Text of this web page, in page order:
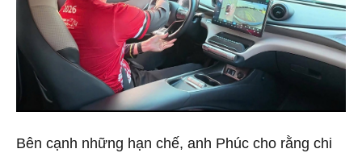
Bên cạnh những hạn chế, anh Phúc cho rằng chi